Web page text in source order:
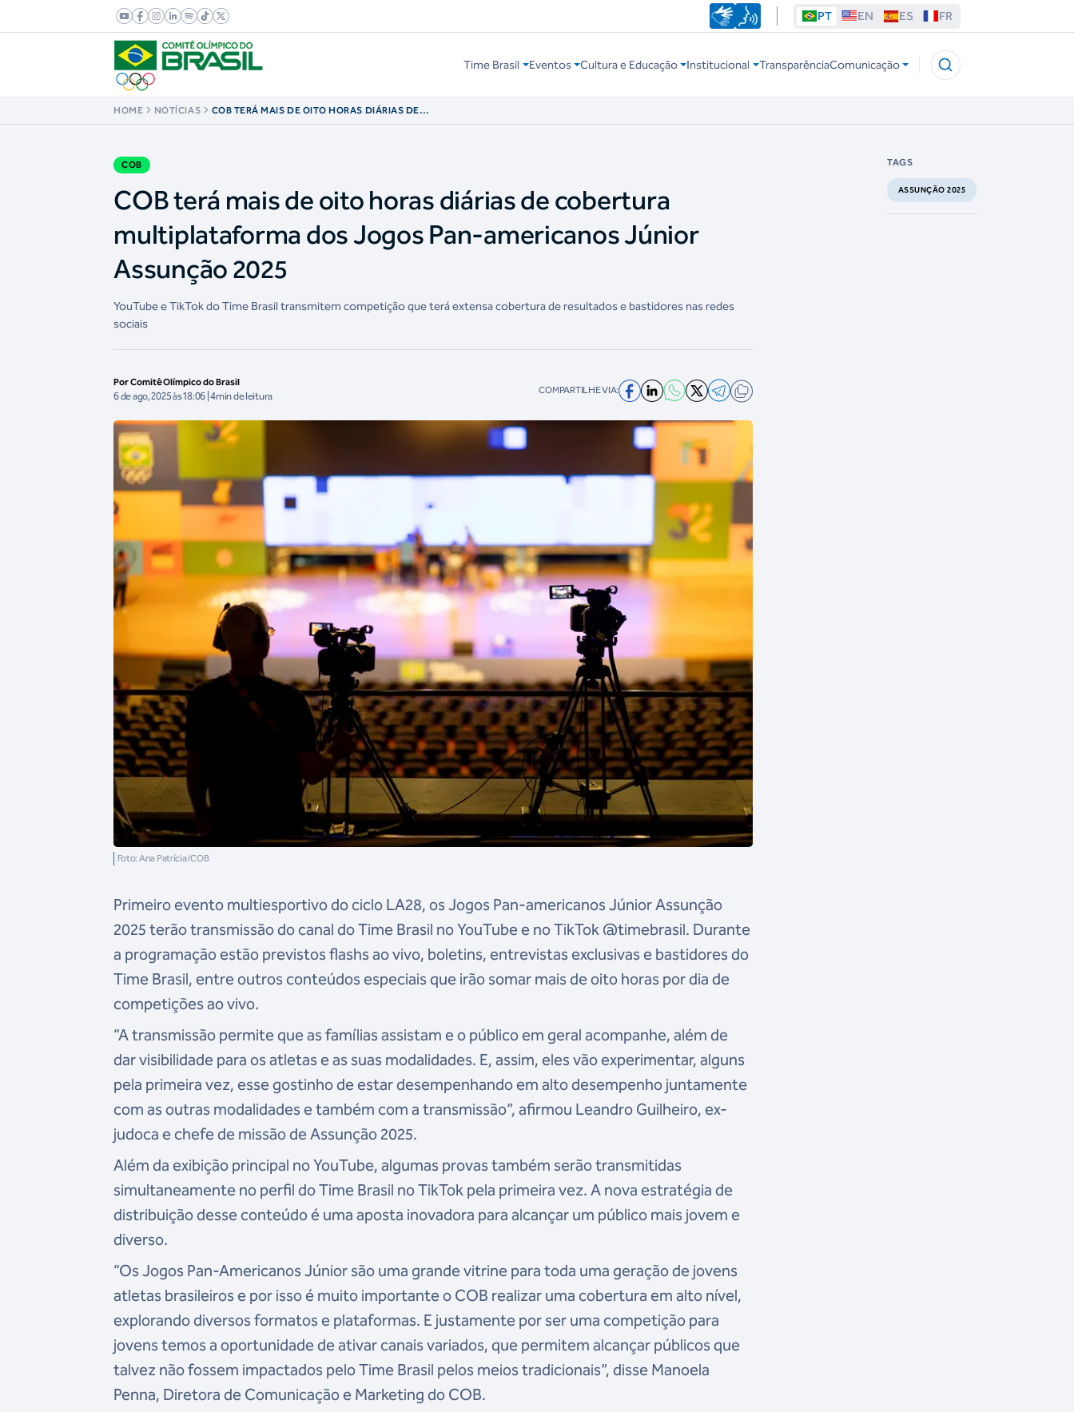
PT EN ES FR
Time Brasil Eventos Cultura e Educação Institucional TransparênciaComunicação
HOME NOTÍCIAS
COB TERÁ MAIS DE OITO HORAS DIÁRIAS DE
COB
COB terá mais de oito horas diárias de cobertura
multiplataforma dos Jogos Pan-americanos Júnior
Assunção 2025
YouTube e TikTok do Time Brasil transmitem competição que terá extensa cobertura de resultados e bastidores nas redes
sociais
Por Comitê Olímpico do Brasil
6 de ago, 2025 às 18:06 | 4min de leitura COMPARTILHE VIA:
Foto: Ana Patrícia/COB
Primeiro evento multiesportivo do ciclo LA28, os Jogos Pan-americanos Júnior Assunção
2025 terão transmissão do canal do Time Brasil no YouTube e no TikTok @timebrasil. Durante
a programação estão previstos flashs ao vivo, boletins, entrevistas exclusivas e bastidores do
Time Brasil, entre outros conteúdos especiais que irão somar mais de oito horas por dia de
competições ao vivo.
“A transmissão permite que as famílias assistam e o público em geral acompanhe, além de
dar visibilidade para os atletas e as suas modalidades. E, assim, eles vão experimentar, alguns
pela primeira vez, esse gostinho de estar desempenhando em alto desempenho juntamente
com as outras modalidades e também com a transmissão”, afirmou Leandro Guilheiro, ex-
judoca e chefe de missão de Assunção 2025.
Além da exibição principal no YouTube, algumas provas também serão transmitidas
simultaneamente no perfil do Time Brasil no TikTok pela primeira vez. A nova estratégia de
distribuição desse conteúdo é uma aposta inovadora para alcançar um público mais jovem e
diverso.
“Os Jogos Pan-Americanos Júnior são uma grande vitrine para toda uma geração de jovens
atletas brasileiros e por isso é muito importante o COB realizar uma cobertura em alto nível,
explorando diversos formatos e plataformas. E justamente por ser uma competição para
jovens temos a oportunidade de ativar canais variados, que permitem alcançar públicos que
talvez não fossem impactados pelo Time Brasil pelos meios tradicionais”, disse Manoela
Penna, Diretora de Comunicação e Marketing do COB.
TAGS
ASSUNÇÃO 2025